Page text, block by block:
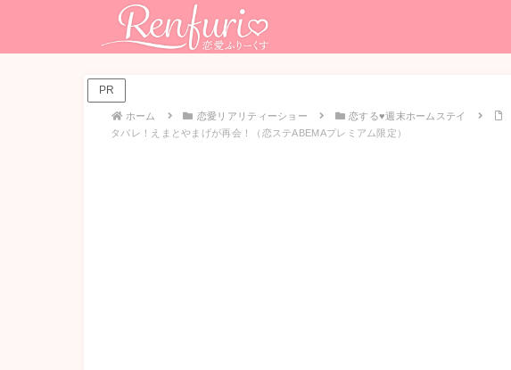
PR
ホーム 恋愛リアリティーショー 恋する♥週末ホームステイ
タバレ！えまとやまげが再会！（恋ステABEMAプレミアム限定）